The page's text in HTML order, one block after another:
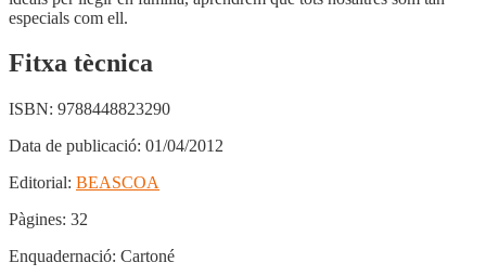
especials com ell.
Fitxa tècnica
ISBN: 9788448823290
Data de publicació: 01/04/2012
Editorial: BEASCOA
Pàgines: 32
Enquadernació: Cartoné